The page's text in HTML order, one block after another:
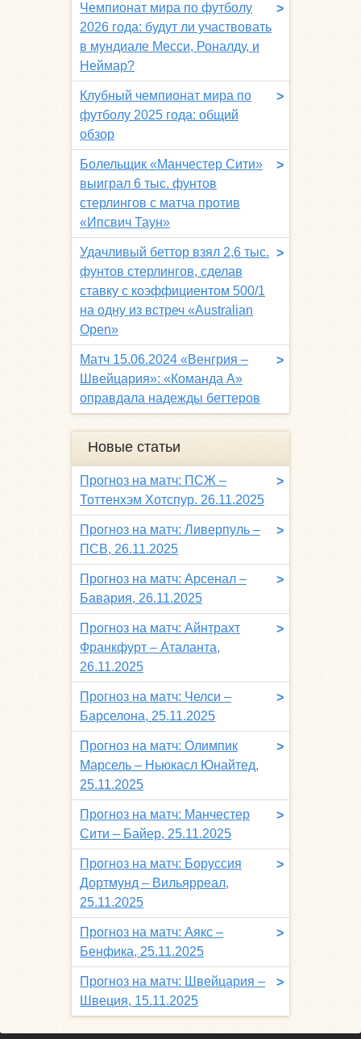
>
Чемпионат мира по футболу
2026 года: будут ли участвовать
в мундиале Месси, Роналду, и
Неймар?
>
Клубный чемпионат мира по
футболу 2025 года: общий
обзор
>
Болельщик «Манчестер Сити»
выиграл 6 тыс. фунтов
стерлингов с матча против
«Ипсвич Таун»
>
Удачливый беттор взял 2,6 тыс.
фунтов стерлингов, сделав
ставку с коэффициентом 500/1
на одну из встреч «Australian
Open»
>
Матч 15.06.2024 «Венгрия –
Швейцария»: «Команда A»
оправдала надежды беттеров
Новые статьи
>
Прогноз на матч: ПСЖ –
Тоттенхэм Хотспур. 26.11.2025
>
Прогноз на матч: Ливерпуль –
ПСВ, 26.11.2025
>
Прогноз на матч: Арсенал –
Бавария, 26.11.2025
>
Прогноз на матч: Айнтрахт
Франкфурт – Аталанта,
26.11.2025
>
Прогноз на матч: Челси –
Барселона, 25.11.2025
>
Прогноз на матч: Олимпик
Марсель – Ньюкасл Юнайтед,
25.11.2025
>
Прогноз на матч: Манчестер
Сити – Байер, 25.11.2025
>
Прогноз на матч: Боруссия
Дортмунд – Вильярреал,
25.11.2025
>
Прогноз на матч: Аякс –
Бенфика, 25.11.2025
>
Прогноз на матч: Швейцария –
Швеция, 15.11.2025